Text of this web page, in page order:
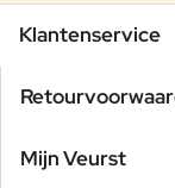
Klantenservice
Mijn Veurst